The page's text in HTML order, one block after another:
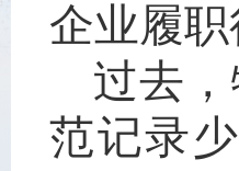
企业履
过去
范记录